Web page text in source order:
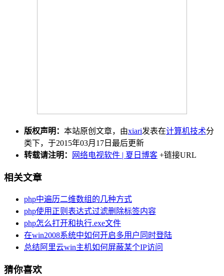
版权声明： 本站原创文章，由xiari发表在计算机技术分
类下，于2015年03月17日最后更新
转载请注明：
网络电视软件 | 夏日博客 +链接URL
相关文章
php中遍历二维数组的几种方式
php使用正则表达式过滤删除标签内容
php怎么打开和执行.exe文件
在win2008系统中如何开启多用户同时登陆
总结阿里云win主机如何屏蔽某个IP访问
猜你喜欢